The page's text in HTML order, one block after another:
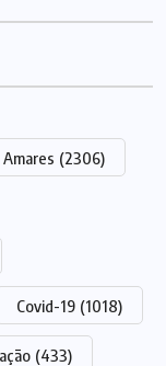
Amares (2306)
Covid-19 (1018)
(433)